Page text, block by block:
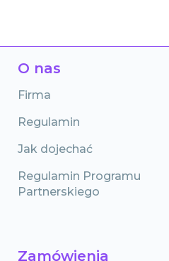
O nas
Firma
Regulamin
Jak dojechać
Regulamin Programu
Partnerskiego
Zamówienia